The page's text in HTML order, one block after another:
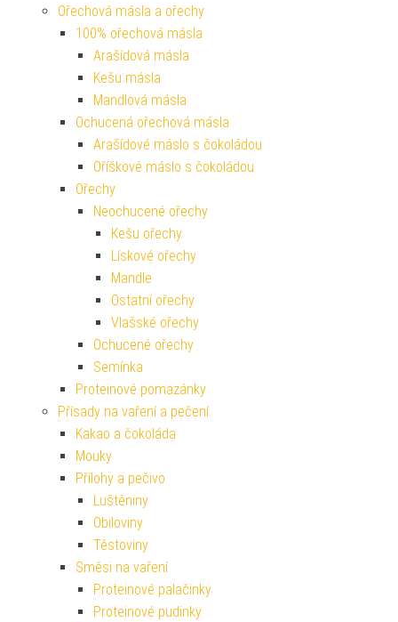
Ořechová másla a ořechy
100% ořechová másla
Arašídová másla
Kešu másla
Mandlová másla
Ochucená ořechová másla
Arašídové máslo s čokoládou
Oříškové máslo s čokoládou
Ořechy
Neochucené ořechy
Kešu ořechy
Lískové ořechy
Mandle
Ostatní ořechy
Vlašské ořechy
Ochucené ořechy
Semínka
Proteinové pomazánky
Přísady na vaření a pečení
Kakao a čokoláda
Mouky
Přílohy a pečivo
Luštěniny
Obiloviny
Těstoviny
Směsi na vaření
Proteinové palačinky
Proteinové pudinky